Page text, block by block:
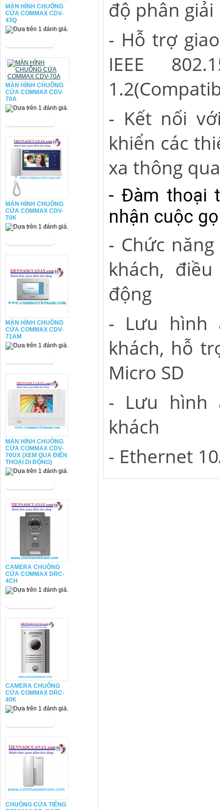
MÀN HÌNH CHUÔNG
CỬA COMMAX CDV-
43Q
MÀN HÌNH CHUÔNG
CỬA COMMAX CDV-
70A
MÀN HÌNH CHUÔNG
CỬA COMMAX CDV-
70K
MÀN HÌNH CHUÔNG
CỬA COMMAX CDV-
71AM
MÀN HÌNH CHUÔNG
CỬA COMMAX CDV-
70UX (XEM QUA ĐIỆN
THOẠI DI ĐỘNG)
CAMERA CHUÔNG
CỬA COMMAX DRC-
4CH
CAMERA CHUÔNG
CỬA COMMAX DRC-
40K
CHUÔNG CỬA TIẾNG
độ phân giải
- Hỗ trợ
IEEE
- Kết nối
khiển các
xa thông
- Đàm thoại
nhận cuộc
- Chức
khách,
động
- Lưu hình
khách, hỗ
Micro SD
- Lưu hình
khách
- Ethernet